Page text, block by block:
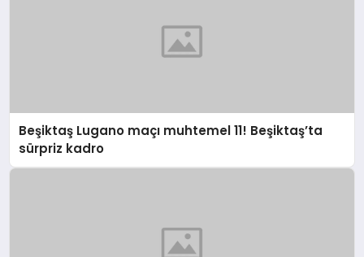
Beşiktaş Lugano maçı muhtemel 11! Beşiktaş’ta
sürpriz kadro